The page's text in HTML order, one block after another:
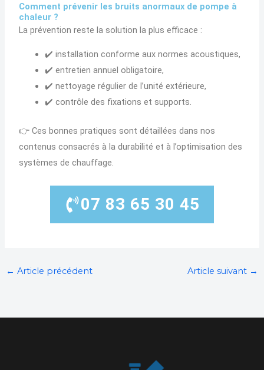
Comment prévenir les bruits anormaux de pompe à
chaleur ?
La prévention reste la solution la plus efficace :
✔️ installation conforme aux normes acoustiques,
✔️ entretien annuel obligatoire,
✔️ nettoyage régulier de l’unité extérieure,
✔️ contrôle des fixations et supports.
👉 Ces bonnes pratiques sont détaillées dans nos
contenus consacrés à la durabilité et à l’optimisation des
systèmes de chauffage.
07 83 65 30 45
← Article précédent Article suivant →